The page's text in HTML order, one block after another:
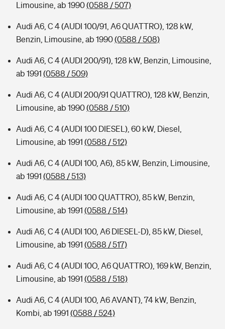
Sie haben Fragen?
Limousine, ab 1990(0588 / 507)
Audi A6, C 4 (AUDI 100/91, A6 QUATTRO), 128 kW,
Benzin, Limousine, ab 1990(0588 / 508)
Audi A6, C 4 (AUDI 200/91), 128 kW, Benzin, Limousine,
ab 1991 (0588 / 509)
Audi A6, C 4 (AUDI 200/91 QUATTRO), 128 kW, Benzin,
Limousine, ab 1990(0588 / 510)
Audi A6, C 4 (AUDI 100 DIESEL), 60 kW, Diesel,
Limousine, ab 1991 (0588 / 512)
Audi A6, C 4 (AUDI 100, A6), 85 kW, Benzin, Limousine,
ab 1991 (0588 / 513)
Audi A6, C 4 (AUDI 100 QUATTRO), 85 kW, Benzin,
Limousine, ab 1991 (0588 / 514)
Audi A6, C 4 (AUDI 100, A6 DIESEL-D), 85 kW, Diesel,
Limousine, ab 1991 (0588 / 517)
Audi A6, C 4 (AUDI 10O, A6 QUATTRO), 169 kW, Benzin,
Limousine, ab 1991 (0588 / 518)
Audi A6, C 4 (AUDI 100, A6 AVANT), 74 kW, Benzin,
Kombi, ab 1991 (0588 / 524)